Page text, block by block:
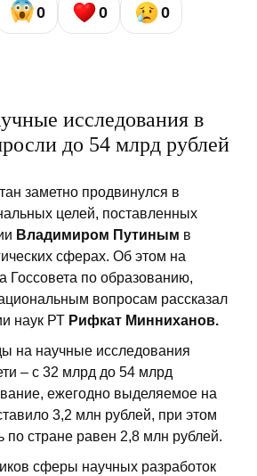
0 0 0
исследования в
до 54 млрд рублей
заметно продвинулся в
целей, поставленных
Владимиром Путиным в
сферах. Об этом на
Госсовета по образованию,
вопросам рассказал
наук РТ Рифкат Минниханов.
на научные исследования
– с 32 млрд до 54 млрд
ежегодно выделяемое на
3,2 млн рублей, при этом
по стране равен 2,8 млн рублей.
сферы научных разработок